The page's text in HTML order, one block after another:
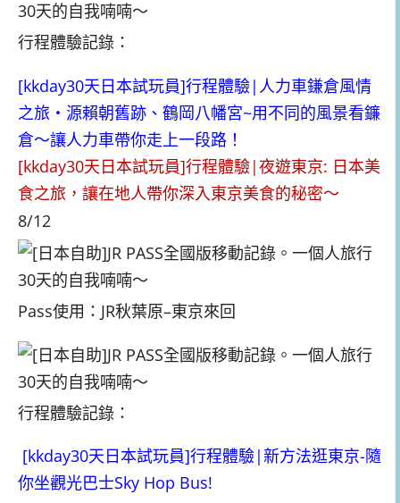
行程體驗記錄：
[kkday30天日本試玩員]行程體驗|人力車鎌倉風情
之旅・源賴朝舊跡、鶴岡八幡宮~用不同的風景看鐮
倉～讓人力車帶你走上一段路！
[kkday30天日本試玩員]行程體驗|夜遊東京: 日本美
食之旅，讓在地人帶你深入東京美食的秘密～
8/12
Pass使用：JR秋葉原–東京來回
行程體驗記錄：
[kkday30天日本試玩員]行程體驗|新方法逛東京-隨
你坐觀光巴士Sky Hop Bus!